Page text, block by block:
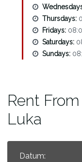
Thursdays:
Fridays:
Saturdays:
Sundays:
Rent
Luka
Datum: